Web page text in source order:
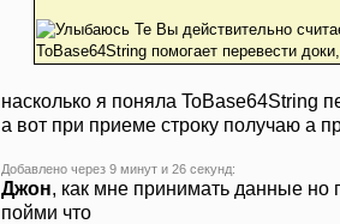
Те Вы действительно
ToBase64String помогает перевести
насколько я поняла ToBase64String
а вот при приеме строку получаю а
Добавлено через 9 минут и 26 секунд:
Джон, как мне принимать данные но
пойми что